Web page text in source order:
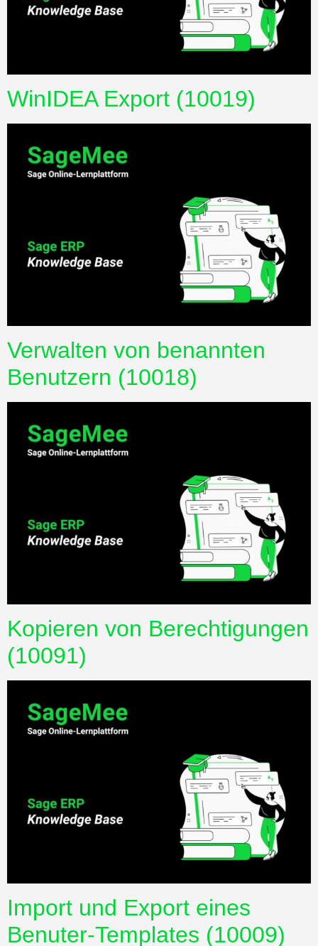
WinIDEA Export (10019)
Verwalten von benannten
Benutzern (10018)
Kopieren von Berechtigungen
(10091)
Import und Export eines
Benuter-Templates (10009)